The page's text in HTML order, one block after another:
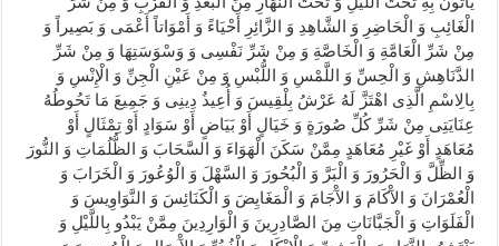
الْغَائِبِ وَ الْحَاضِرِ وَ الشَّاهِدِ وَ الزَّائِرِ أَحْیَاءً وَ أَمْوَاتاً أَعْمَی وَ بَصِیراً وَ
مِنْ شَرِّ الْعَامَّةِ وَ الْخَاصَّةِ وَ مِنْ شَرِّ نَفْسِی وَ وَسْوَسَتِهَا وَ مِنْ شَرِّ
الدَّنَاهِشِ وَ الْحِسِّ وَ اللَّمْسِ وَ اللُّبْسِ وَ مِنْ عَیْنِ الْجِنِّ وَ الْإِنْسِ وَ
بِالِاسْمِ الَّذِی اهْتَزَّ لَهُ عَرْشُ بِلْقِیسَ وَ أُعِیذُ دِینِی وَ جَمِیعَ مَا تَحُوطُهُ
عِنَایَتِی مِنْ شَرِّ کُلِّ صُورَةٍ وَ خَیَالٍ أَوْ بَیَاضٍ أَوْ سَوَادٍ أَوْ تِمْثَالٍ أَوْ
مُعَاهَدٍ أَوْ غَیْرِ مُعَاهَدٍ مِمَّنْ سَکَنَ الْهَوَاءَ وَ السَّحَابَ وَ الظُّلُمَاتِ وَ النُّورَ
وَ الظِّلَّ وَ الْحَرُورَ وَ الْبَرَّ وَ الْبُحُورَ وَ السَّهْلَ وَ الْوُعُورَ وَ الْخَرَابَ وَ
الْعُمْرَانَ وَ الآْکَامَ وَ الآْجَامَ وَ الْمَغَایِضَ وَ الْکَنَائِسَ وَ النَّوَاوِیسَ وَ
الْفَلَوَاتِ وَ الْجَبَّانَاتِ مِنَ الصَّادِرِینَ وَ الْوَارِدِینَ مِمَّنْ یَبْدُو بِاللَّیْلِ وَ